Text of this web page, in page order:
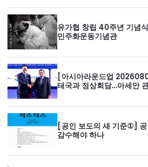
유가협 창립 40주년 기념
민주화운동기념관
[아시아라운드업
태국과 정상회담…아세안
[공인 보도의 새 기준①]
감수해야 하나